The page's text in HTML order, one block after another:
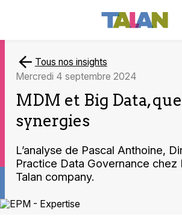
Tous nos insights
mercredi 4 septembre 2024
MDM et Big Data,
synergies
L’analyse de Pascal Anthoine,
Practice Data Governance chez
Talan company.